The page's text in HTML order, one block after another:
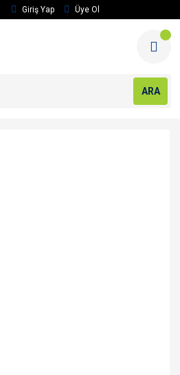
Giriş Yap Üye Ol
ARA